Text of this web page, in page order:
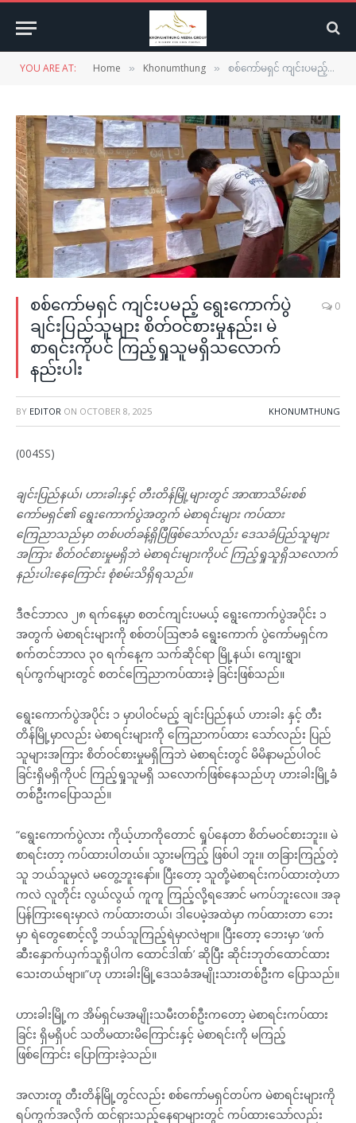
YOU ARE AT: Home » Khonumthung » စစ်ကော်မရှင် ကျင်းပမည့် ရွေးကောက်ပွဲ ချင်းပြည်သူများ စိတ်ဝင်စားမှုနည်း၊ မဲစာရင်းကိုပင် ကြည့်ရှုသူမရှိသလောက်နည်းပါး
စစ်ကော်မရှင် ကျင်းပမည့် ရွေးကောက်ပွဲ
ချင်းပြည်သူများ စိတ်ဝင်စားမှုနည်း၊ မဲ
စာရင်းကိုပင် ကြည့်ရှုသူမရှိသလောက်
နည်းပါး
0
BY EDITOR ON OCTOBER 8, 2025 KHONUMTHUNG
(004SS)
ချင်းပြည်နယ်၊ ဟားခါးနှင့် တီးတိန်မြို့များတွင် အာဏာသိမ်းစစ်
ကော်မရှင်၏ ရွေးကောက်ပွဲအတွက် မဲစာရင်းများ ကပ်ထား
ကြေညာသည်မှာ တစ်ပတ်ခန့်ရှိပြီဖြစ်သော်လည်း ဒေသခံပြည်သူများ
အကြား စိတ်ဝင်စားမှုမရှိဘဲ မဲစာရင်းများကိုပင် ကြည့်ရှုသူရှိသလောက်
နည်းပါးနေကြောင်း စုံစမ်းသိရှိရသည်။
ဒီဇင်ဘာလ ၂၈ ရက်နေ့မှာ စတင်ကျင်းပမယ့် ရွေးကောက်ပွဲအပိုင်း ၁
အတွက် မဲစာရင်းများကို စစ်တပ်ဩဇာခံ ရွေးကောက် ပွဲကော်မရှင်က
စက်တင်ဘာလ ၃၀ ရက်နေ့က သက်ဆိုင်ရာ မြို့နယ်၊ ကျေးရွာ၊
ရပ်ကွက်များတွင် စတင်ကြေညာကပ်ထားခဲ့ ခြင်းဖြစ်သည်။
ရွေးကောက်ပွဲအပိုင်း ၁ မှာပါဝင်မည့် ချင်းပြည်နယ် ဟားခါး နှင့် တီး
တိန်မြို့မှာလည်း မဲစာရင်းများကို ကြေညာကပ်ထား သော်လည်း ပြည်
သူများအကြား စိတ်ဝင်စားမှုမရှိကြဘဲ မဲစာရင်းတွင် မိမိနာမည်ပါဝင်
ခြင်းရှိမရှိကိုပင် ကြည့်ရှုသူမရှိ သလောက်ဖြစ်နေသည်ဟု ဟားခါးမြို့ခံ
တစ်ဦးကပြောသည်။
“ရွေးကောက်ပွဲလား ကိုယ့်ဟာကိုတောင် ရှုပ်နေတာ စိတ်မဝင်စားဘူး။ မဲ
စာရင်းတာ့ ကပ်ထားပါတယ်။ သွားမကြည့် ဖြစ်ပါ ဘူး။ တခြားကြည့်တဲ့
သူ ဘယ်သူမှလဲ မတွေ့ဘူးနော်။ ပြီးတော့ သူတို့မဲစာရင်းကပ်ထားတဲ့ဟာ
ကလဲ လူတိုင်း လွယ်လွယ် ကူကူ ကြည့်လို့ရအောင် မကပ်ဘူးလေ။ အခု
ပြန်ကြားရေးမှာလဲ ကပ်ထားတယ်၊ ဒါပေမဲ့အထဲမှာ ကပ်ထားတာ ဘေး
မှာ ရဲတွေစောင့်လို့ ဘယ်သူကြည့်ရဲမှာလဲဗျာ။ ပြီးတော့ ဘေးမှာ ‘ဖက်
ဆီးနှောက်ယှက်သူရှိပါက ထောင်ဒါဏ်’ ဆိုပြီး ဆိုင်းဘုတ်ထောင်ထား
သေးတယ်ဗျာ။”ဟု ဟားခါးမြို့ဒေသခံအမျိုးသားတစ်ဦးက ပြောသည်။
ဟားခါးမြို့က အိမ်ရှင်မအမျိုးသမီးတစ်ဦးကတော့ မဲစာရင်းကပ်ထား
ခြင်း ရှိမရှိပင် သတိမထားမိကြောင်းနှင့် မဲစာရင်းကို မကြည့်
ဖြစ်ကြောင်း ပြောကြားခဲ့သည်။
အလားတူ တီးတိန်မြို့တွင်လည်း စစ်ကော်မရှင်တပ်က မဲစာရင်းများကို
ရပ်ကွက်အလိုက် ထင်ရှားသည့်နေရာများတွင် ကပ်ထားသော်လည်း